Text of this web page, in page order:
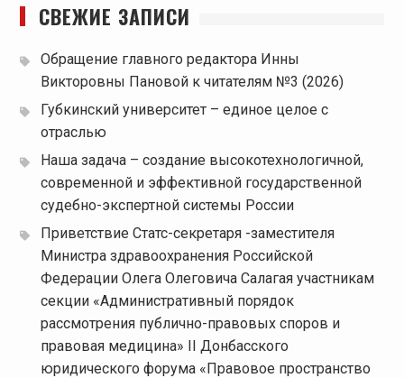
СВЕЖИЕ ЗАПИСИ
Обращение главного редактора Инны
Викторовны Пановой к читателям №3 (2026)
Губкинский университет – единое целое с
отраслью
Наша задача – создание высокотехнологичной,
современной и эффективной государственной
судебно-экспертной системы России
Приветствие Статс-секретаря -заместителя
Министра здравоохранения Российской
Федерации Олега Олеговича Салагая участникам
секции «Административный порядок
рассмотрения публично-правовых споров и
правовая медицина» II Донбасского
юридического форума «Правовое пространство